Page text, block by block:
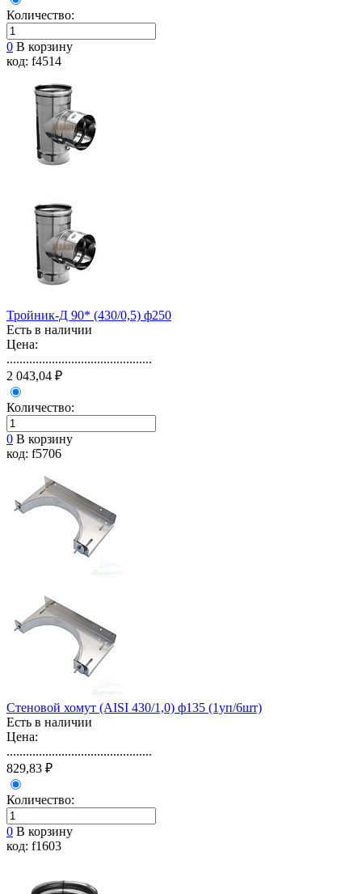
Количество:
0 В корзину
код: f4514
Тройник-Д 90* (430/0,5) ф250
Есть в наличии
Цена:
.............................................
2 043,04 ₽
Количество:
0 В корзину
код: f5706
Стеновой хомут (AISI 430/1,0) ф135 (1уп/6шт)
Есть в наличии
Цена:
.............................................
829,83 ₽
Количество:
0 В корзину
код: f1603